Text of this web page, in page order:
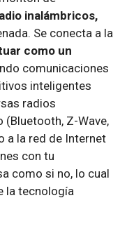
inalámbricos,
Se conecta a la
como un
comunicaciones
inteligentes
radios
(Bluetooth, Z-Wave,
a la red de Internet
con tu
como si no, lo cual
la tecnología